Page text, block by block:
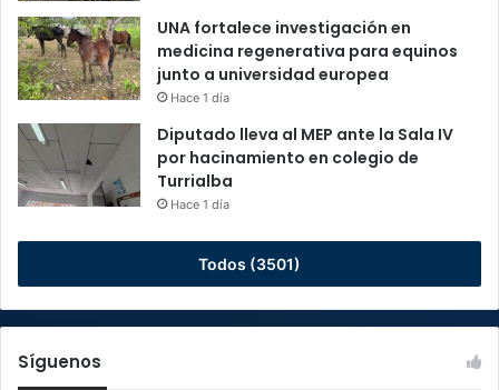
UNA fortalece investigación en
medicina regenerativa para equinos
junto a universidad europea
Hace 1 día
Diputado lleva al MEP ante la Sala IV
por hacinamiento en colegio de
Turrialba
Hace 1 día
Todos (3501)
Síguenos